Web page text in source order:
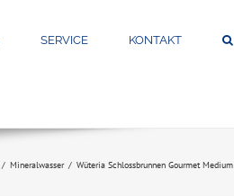
SERVICE KONTAKT
Mineralwasser Wüteria Schlossbrunnen Gourmet Medium